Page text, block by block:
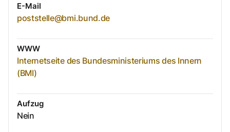
E-Mail
poststelle@bmi.bund.de
WWW
Internetseite des Bundesministeriums des Innern
(BMI)
Aufzug
Nein